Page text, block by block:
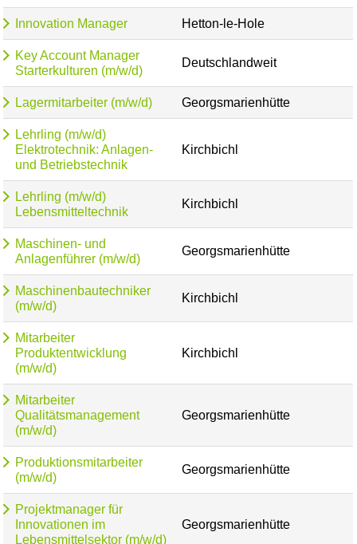
Innovation Manager Hetton-le-Hole
Key Account Manager
Starterkulturen (m/w/d)
Deutschlandweit
Lagermitarbeiter (m/w/d) Georgsmarienhütte
Lehrling (m/w/d)
Elektrotechnik: Anlagen-
und Betriebstechnik
Kirchbichl
Lehrling (m/w/d)
Lebensmitteltechnik
Kirchbichl
Maschinen- und
Anlagenführer (m/w/d)
Georgsmarienhütte
Maschinenbautechniker
(m/w/d)
Kirchbichl
Mitarbeiter
Produktentwicklung
(m/w/d)
Kirchbichl
Mitarbeiter
Qualitätsmanagement
(m/w/d)
Georgsmarienhütte
Produktionsmitarbeiter
(m/w/d)
Georgsmarienhütte
Projektmanager für
Innovationen im
Lebensmittelsektor (m/w/d)
Georgsmarienhütte